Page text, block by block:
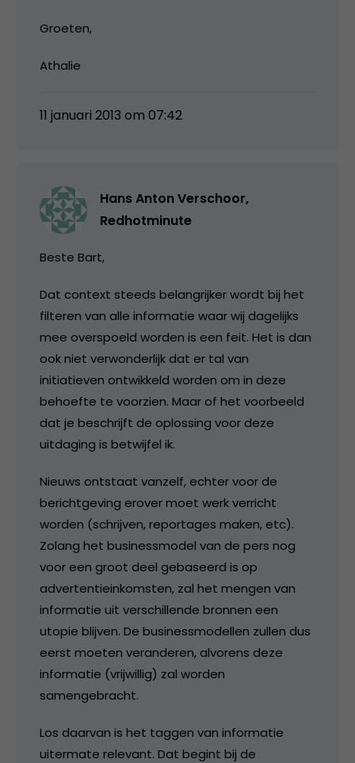
Groeten,
Athalie
11 januari 2013 om 07:42
Hans Anton Verschoor,
Redhotminute
Beste Bart,
Dat context steeds belangrijker wordt bij het
filteren van alle informatie waar wij dagelijks
mee overspoeld worden is een feit. Het is dan
ook niet verwonderlijk dat er tal van
initiatieven ontwikkeld worden om in deze
behoefte te voorzien. Maar of het voorbeeld
dat je beschrijft de oplossing voor deze
uitdaging is betwijfel ik.
Nieuws ontstaat vanzelf, echter voor de
berichtgeving erover moet werk verricht
worden (schrijven, reportages maken, etc).
Zolang het businessmodel van de pers nog
voor een groot deel gebaseerd is op
advertentieinkomsten, zal het mengen van
informatie uit verschillende bronnen een
utopie blijven. De businessmodellen zullen dus
eerst moeten veranderen, alvorens deze
informatie (vrijwillig) zal worden
samengebracht.
Los daarvan is het taggen van informatie
uitermate relevant. Dat begint bij de